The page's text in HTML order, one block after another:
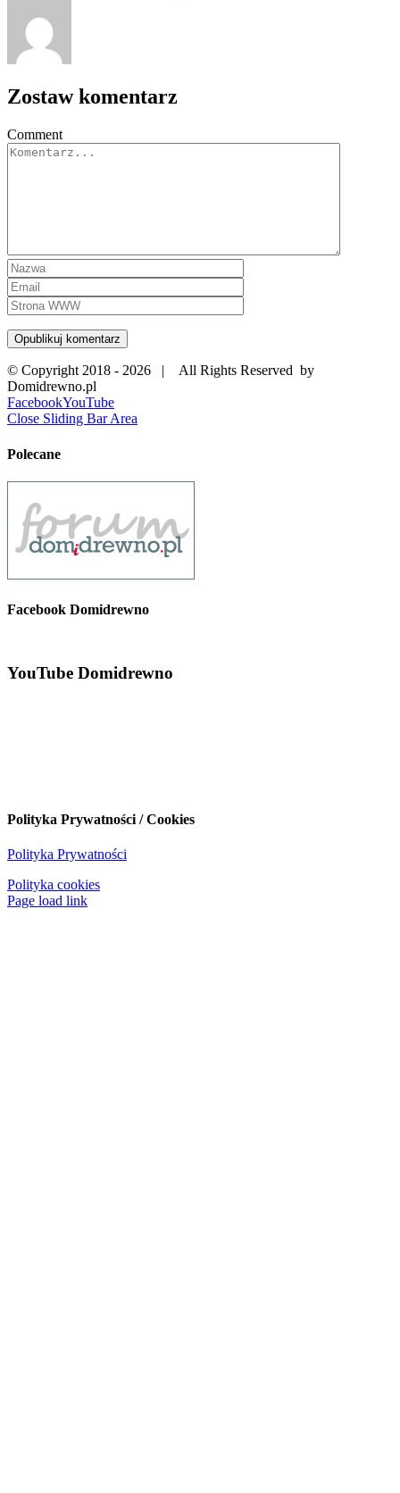
Zostaw komentarz
Comment
© Copyright 2018 - 2026 | All Rights Reserved by
Domidrewno.pl
FacebookYouTube
Close Sliding Bar Area
Polecane
Facebook Domidrewno
YouTube Domidrewno
Polityka Prywatności / Cookies
Polityka Prywatności
Polityka cookies
Page load link